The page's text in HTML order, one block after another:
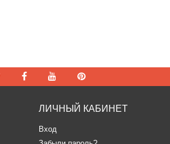
ЛИЧНЫЙ КАБИНЕТ
Вход